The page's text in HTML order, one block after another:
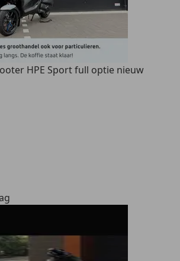
HPE Sport full optie nieuw